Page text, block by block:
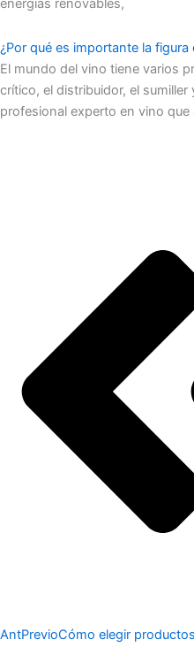
energías renovables,
¿Por qué es importante la figura
El mundo del vino tiene varios
crítico, el distribuidor, el sumiller
profesional experto en vino que
AntPrevioCómo elegir